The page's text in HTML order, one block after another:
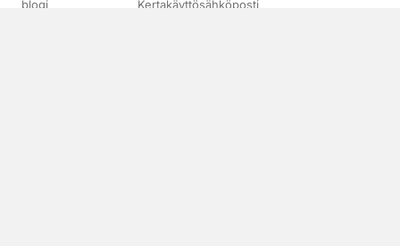
blogi Kertakäyttösähköposti